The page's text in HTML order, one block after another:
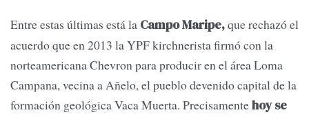
Entre estas últimas está la Campo Maripe,que rechazó el
acuerdo que en 2013 la YPF kirchnerista firmó con la
norteamericana Chevron para producir en el área Loma
Campana, vecina a Añelo, el pueblo devenido capital de la
formación geológica Vaca Muerta. Precisamentehoy se